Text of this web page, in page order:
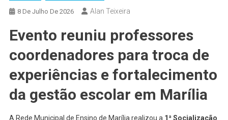
8 De Julho De 2026 Alan Teixeira
Evento reuniu professores
coordenadores para troca de
experiências e fortalecimento
da gestão escolar em Marília
A Rede Municipal de Ensino de Marília realizou a 1ª Socialização